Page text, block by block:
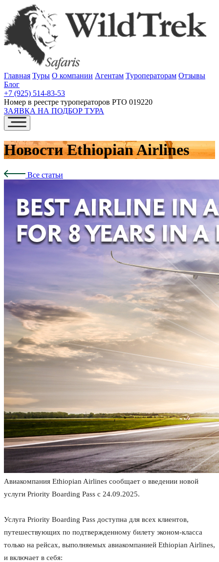
Главная Туры О компании Агентам Туроператорам Отзывы
Блог
+7 (925) 514-83-53
Номер в реестре туроператоров РТО 019220
ЗАЯВКА НА ПОДБОР ТУРА
Новости Ethiopian Airlines
Все статьи
Авиакомпания Ethiopian Airlines сообщает о введении новой
услуги Priority Boarding Pass с 24.09.2025.
Услуга Priority Boarding Pass доступна для всех клиентов,
путешествующих по подтвержденному билету эконом-класса
только на рейсах, выполняемых авиакомпанией Ethiopian Airlines,
и включает в себя: